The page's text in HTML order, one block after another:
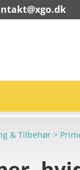
& Tilbehør >